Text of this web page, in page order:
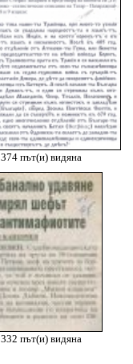
374 път(и) видяна
332 път(и) видяна